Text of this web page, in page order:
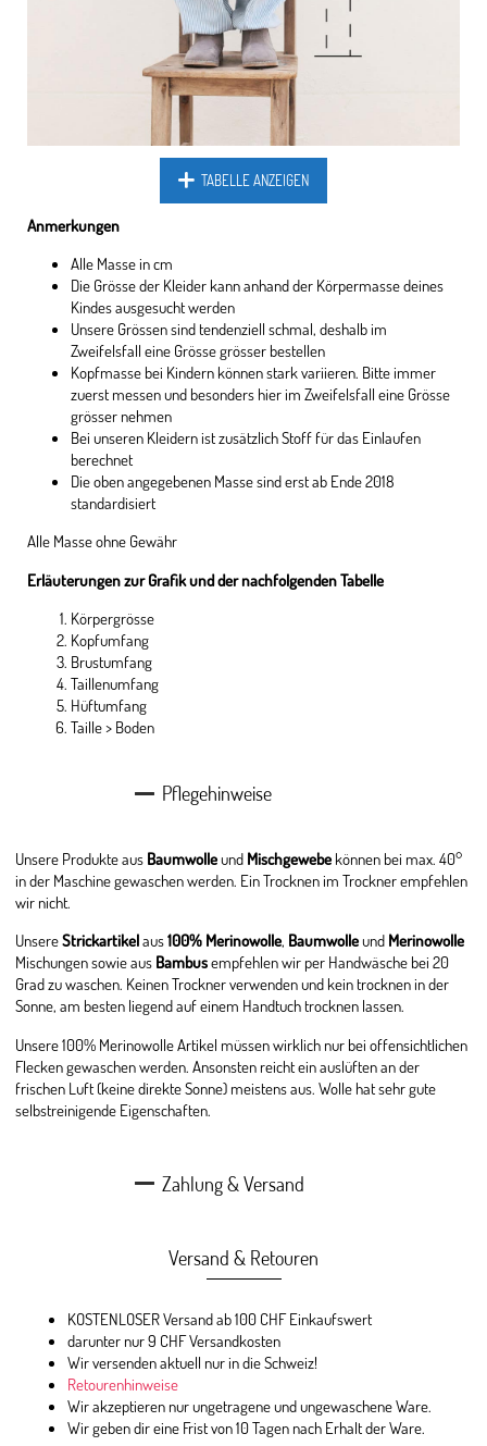
TABELLE ANZEIGEN
Anmerkungen
Alle Masse in cm
Die Grösse der Kleider kann anhand der Körpermasse deines
Kindes ausgesucht werden
Unsere Grössen sind tendenziell schmal, deshalb im
Zweifelsfall eine Grösse grösser bestellen
Kopfmasse bei Kindern können stark variieren. Bitte immer
zuerst messen und besonders hier im Zweifelsfall eine Grösse
grösser nehmen
Bei unseren Kleidern ist zusätzlich Stoff für das Einlaufen
berechnet
Die oben angegebenen Masse sind erst ab Ende 2018
standardisiert
Alle Masse ohne Gewähr
Erläuterungen zur Grafik und der nachfolgenden Tabelle
Körpergrösse
Kopfumfang
Brustumfang
Taillenumfang
Hüftumfang
Taille > Boden
Pflegehinweise
Unsere Produkte aus Baumwolleund Mischgewebe können bei max. 40°
in der Maschine gewaschen werden. Ein Trocknen im Trockner empfehlen
wir nicht.
UnsereStrickartikelaus100% Merinowolle, Baumwolleund Merinowolle
Mischungen sowie aus Bambusempfehlen wir per Handwäsche bei 20
Grad zu waschen. Keinen Trockner verwenden und kein trocknen in der
Sonne, am besten liegend auf einem Handtuch trocknen lassen.
Unsere 100% Merinowolle Artikel müssen wirklich nur bei offensichtlichen
Flecken gewaschen werden. Ansonsten reicht ein auslüften an der
frischen Luft (keine direkte Sonne) meistens aus. Wolle hat sehr gute
selbstreinigende Eigenschaften.
Zahlung & Versand
Versand & Retouren
KOSTENLOSER Versand ab 100 CHF Einkaufswert
darunter nur 9 CHF Versandkosten
Wir versenden aktuell nur in die Schweiz!
Retourenhinweise
Wir akzeptieren nur ungetragene und ungewaschene Ware.
Wir geben dir eine Frist von 10 Tagen nach Erhalt der Ware.